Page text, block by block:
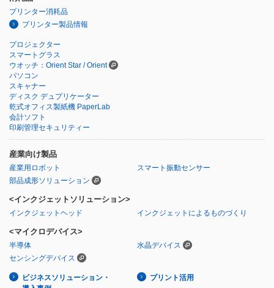
プリンター消耗品
プリンター製品情報
プロジェクター
スマートグラス
ウオッチ：Orient Star / Orient
パソコン
スキャナー
ディスク デュプリケーター
乾式オフィス製紙機 PaperLab
会計ソフト
印刷管理セキュリティー
産業向け製品
産業用ロボット
スマート振動センサー
部品成形ソリューション
<インクジェットソリューション>
インクジェットヘッド インクジェットによるものづくり
<マイクロデバイス>
半導体
水晶デバイス
センシングデバイス
ビジネスソリューション・
プリント活用